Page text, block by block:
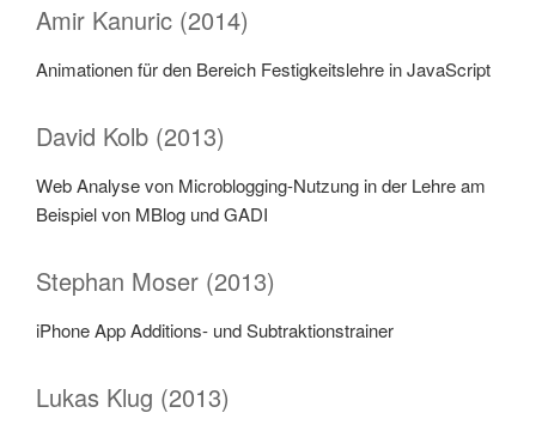
Amir Kanuric (2014)
Animationen für den Bereich Festigkeitslehre in JavaScript
David Kolb (2013)
Web Analyse von Microblogging-Nutzung in der Lehre am
Beispiel von MBlog und GADI
Stephan Moser (2013)
iPhone App Additions- und Subtraktionstrainer
Lukas Klug (2013)